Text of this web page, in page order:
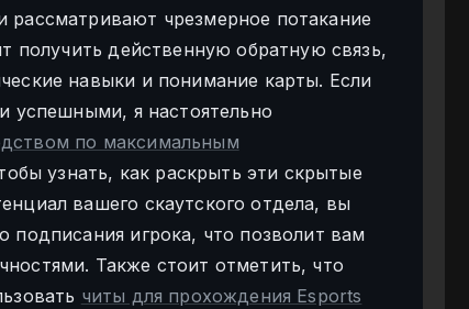
рассматривают чрезмерное потакание
получить действенную обратную связь,
навыки и понимание карты. Если
успешными, я настоятельно
по максимальным
узнать, как раскрыть эти скрытые
вашего скаутского отдела, вы
подписания игрока, что позволит вам
Также стоит отметить, что
читы для прохождения Esports